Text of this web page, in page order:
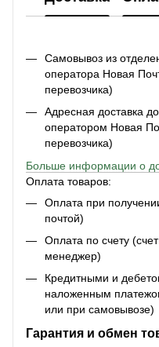
Самовывоз из
оператора Новая
перевозчика)
Адресная доставка
оператором Новая
перевозчика)
Больше информации о
Оплата товаров:
Оплата при
почтой)
Оплата по счету
менеджер)
Кредитными и
наложенным
или при самовывозе)
Гарантия и обмен